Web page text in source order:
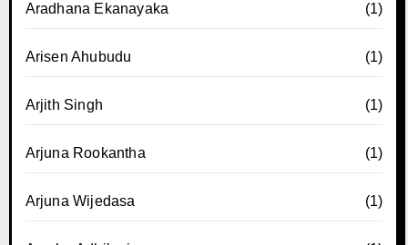
Aradhana Ekanayaka (1)
Arisen Ahubudu (1)
Arjith Singh (1)
Arjuna Rookantha (1)
Arjuna Wijedasa (1)